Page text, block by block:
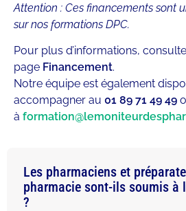
Attention : Ces financements sont
sur nos formations DPC.
Pour plus d’informations,
page Financement.
Notre équipe est également
accompagner au 01 89 71 49 49
à
Les pharmaciens et
pharmacie sont-ils soumis à
?